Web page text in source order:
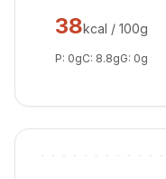
38kcal / 100g
P: 0gC: 8.8gG: 0g